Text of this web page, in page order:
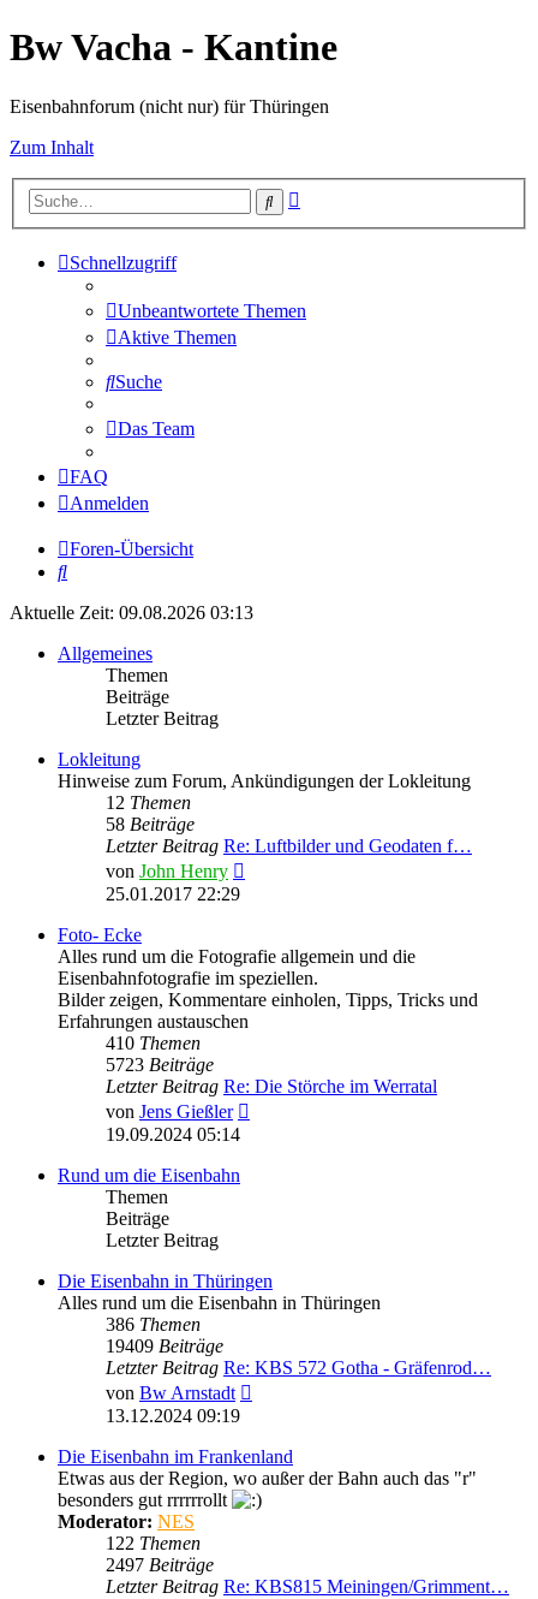
Bw Vacha - Kantine
Eisenbahnforum (nicht nur) für Thüringen
Zum Inhalt
Suche
Schnellzugriff
Unbeantwortete Themen
Aktive Themen
Suche
Das Team
FAQ
Anmelden
Foren-Übersicht
Suche
Aktuelle Zeit: 09.08.2026 03:13
Allgemeines
Themen
Beiträge
Letzter Beitrag
Lokleitung
Hinweise zum Forum, Ankündigungen der Lokleitung
12 Themen
58 Beiträge
Letzter Beitrag Re: Luftbilder und Geodaten f…
von John Henry
25.01.2017 22:29
Foto- Ecke
Alles rund um die Fotografie allgemein und die
Eisenbahnfotografie im speziellen.
Bilder zeigen, Kommentare einholen, Tipps, Tricks und
Erfahrungen austauschen
410 Themen
5723 Beiträge
Letzter Beitrag Re: Die Störche im Werratal
von Jens Gießler
19.09.2024 05:14
Rund um die Eisenbahn
Themen
Beiträge
Letzter Beitrag
Die Eisenbahn in Thüringen
Alles rund um die Eisenbahn in Thüringen
386 Themen
19409 Beiträge
Letzter Beitrag Re: KBS 572 Gotha - Gräfenrod…
von Bw Arnstadt
13.12.2024 09:19
Die Eisenbahn im Frankenland
Etwas aus der Region, wo außer der Bahn auch das "r"
besonders gut rrrrrrollt
Moderator: NES
122 Themen
2497 Beiträge
Letzter Beitrag Re: KBS815 Meiningen/Grimment…